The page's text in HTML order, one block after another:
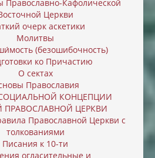
Православно-Кафолической
Церкви
очерк аскетики
Молитвы
(безошибочность)
ко Причастию
О сектах
Православия
КОНЦЕПЦИИ
ПРАВОСЛАВНОЙ ЦЕРКВИ
Православной Церкви с
толкованиями
Писания к 10-ти
огласительные и